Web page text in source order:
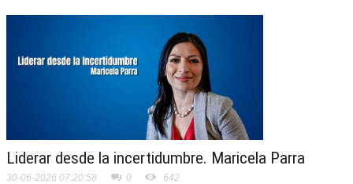
Liderar desde la incertidumbre. Maricela Parra
30-06-2026 07:20:58 0 642